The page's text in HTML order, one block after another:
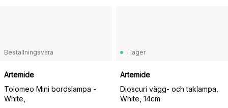
Beställningsvara
Artemide
Tolomeo Mini bordslampa -
White,
I lager
Artemide
Dioscuri vägg- och taklampa,
White, 14cm